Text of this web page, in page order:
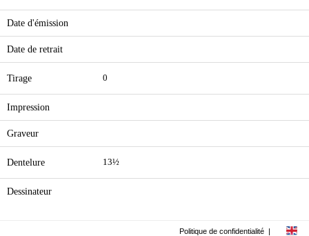
Date d'émission
Date de retrait
Tirage 0
Impression
Graveur
Dentelure 13½
Dessinateur
Politique de confidentialité |